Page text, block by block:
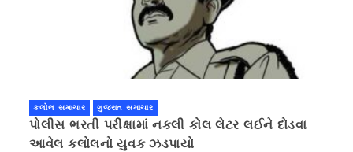
કલોલ સમાચાર ગુજરાત સમાચાર
પોલીસ ભરતી પરીક્ષામાં નકલી કોલ લેટર લઈને દોડવા
આવેલ કલોલનો યુવક ઝડપાયો